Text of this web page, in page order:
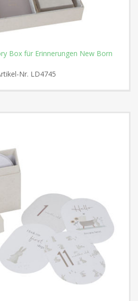
Box für Erinnerungen New Born
Nr. LD4745